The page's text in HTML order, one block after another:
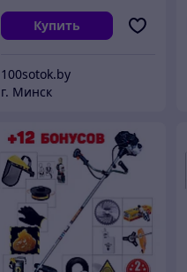
Купить
100sotok.by
г. Минск